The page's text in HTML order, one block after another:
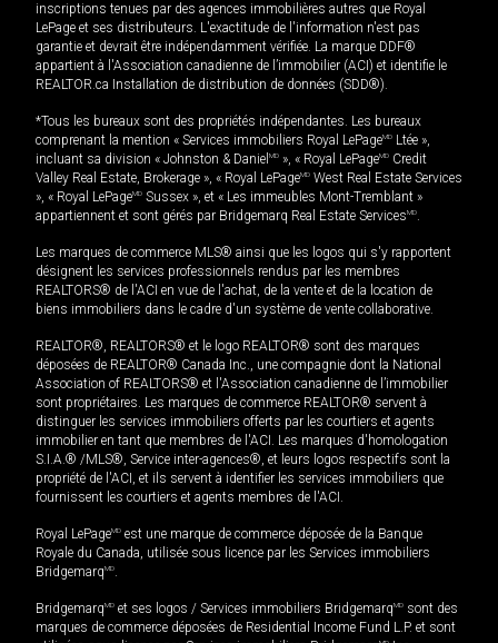
inscriptions tenues par des agences immobilières autres que Royal
LePage et ses distributeurs. L'exactitude de l'information n'est pas
garantie et devrait être indépendamment vérifiée. La marque DDF®
appartient à l'Association canadienne de l’immobilier (ACI) et identifie le
REALTOR.ca Installation de distribution de données (SDD®).
*Tous les bureaux sont des propriétés indépendantes. Les bureaux
comprenant la mention « Services immobiliers Royal LePageMD Ltée »,
incluant sa division « Johnston & Daniel MD », « Royal LePageMD Credit
Valley Real Estate, Brokerage », « Royal LePageMD West Real Estate Services
», « Royal LePageMD Sussex », et « Les immeubles Mont-Tremblant »
appartiennent et sont gérés par Bridgemarq Real Estate ServicesMD.
Les marques de commerce MLS® ainsi que les logos qui s'y rapportent
désignent les services professionnels rendus par les membres
REALTORS® de l'ACI en vue de l'achat, de la vente et de la location de
biens immobiliers dans le cadre d'un système de vente collaborative.
REALTOR®, REALTORS® et le logo REALTOR® sont des marques
déposées de REALTOR® Canada Inc., une compagnie dont la National
Association of REALTORS® et l'Association canadienne de l’immobilier
sont propriétaires. Les marques de commerce REALTOR® servent à
distinguer les services immobiliers offerts par les courtiers et agents
immobilier en tant que membres de l'ACI. Les marques d'homologation
S.I.A.® /MLS®, Service inter-agences®, et leurs logos respectifs sont la
propriété de l'ACI, et ils servent à identifier les services immobiliers que
fournissent les courtiers et agents membres de l'ACI.
Royal LePageMD est une marque de commerce déposée de la Banque
Royale du Canada, utilisée sous licence par les Services immobiliers
BridgemarqMD.
BridgemarqMD et ses logos / Services immobiliers BridgemarqMD sont des
marques de commerce déposées de Residential Income Fund L.P. et sont